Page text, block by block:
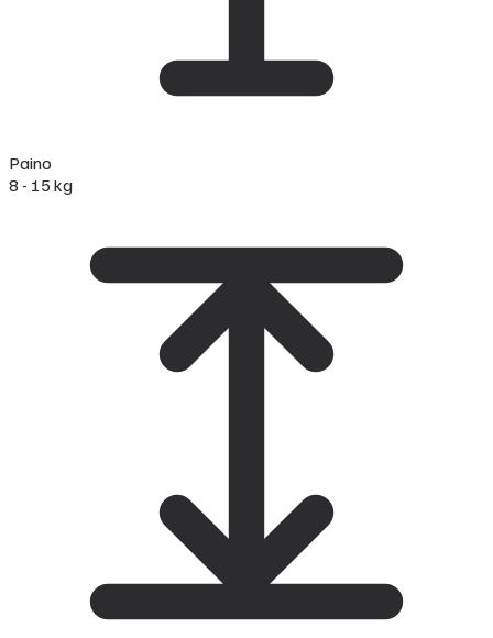
Paino
8 - 15 kg